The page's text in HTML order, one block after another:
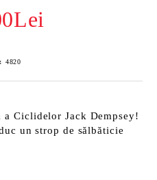
4820
aCiclidelor Jack Dempsey!
un strop de sălbăticie